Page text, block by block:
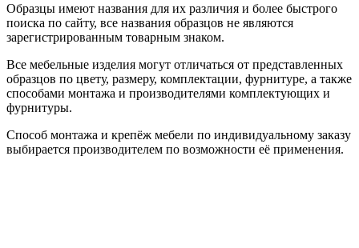
Образцы имеют названия для их различия и более быстрого
поиска по сайту, все названия образцов не являются
зарегистрированным товарным знаком.
Все мебельные изделия могут отличаться от представленных
образцов по цвету, размеру, комплектации, фурнитуре, а также
способами монтажа и производителями комплектующих и
фурнитуры.
Способ монтажа и крепёж мебели по индивидуальному заказу
выбирается производителем по возможности её применения.